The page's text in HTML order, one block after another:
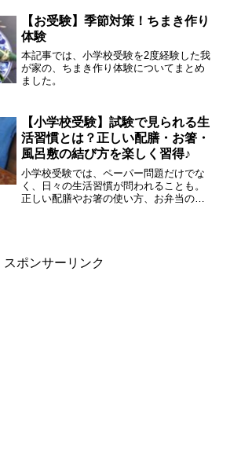
してみてください！
【お受験】季節対策！ちまき作り
体験
本記事では、小学校受験を2度経験した我
が家の、ちまき作り体験についてまとめ
ました。
【小学校受験】試験で見られる生
活習慣とは？正しい配膳・お箸・
風呂敷の結び方を楽しく習得♪
小学校受験では、ペーパー問題だけでな
く、日々の生活習慣が問われることも。
正しい配膳やお箸の使い方、お弁当の包
スポンサーリンク